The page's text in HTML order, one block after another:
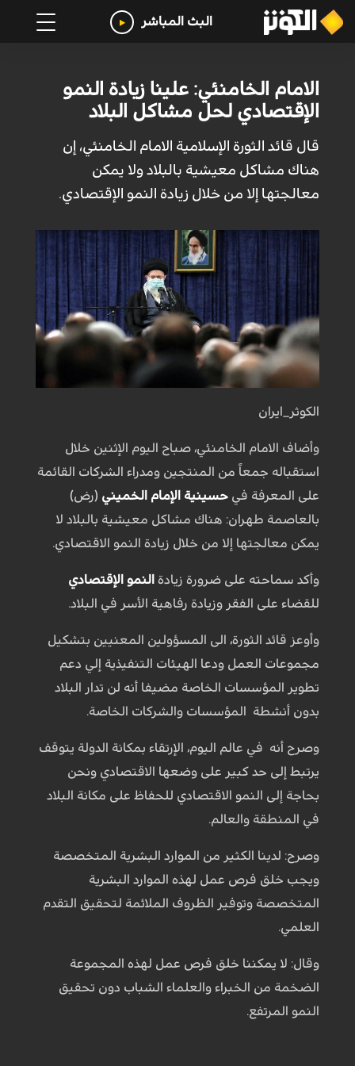
البث المباشر
الامام الخامنئي: علينا زيادة النمو
الإقتصادي لحل مشاكل البلاد
قال قائد الثورة الإسلامية الامام الخامنئي، إن
هناك مشاكل معيشية بالبلاد ولا يمكن
معالجتها إلا من خلال زيادة النمو الإقتصادي.
الكوثر_ايران
وأضاف الامام الخامنئي، صباح اليوم الإثنين خلال
استقباله جمعاً من المنتجين ومدراء الشركات القائمة
على المعرفة في حسينية الإمام الخميني (رض)
بالعاصمة طهران: هناك مشاكل معيشية بالبلاد لا
يمكن معالجتها إلا من خلال زيادة النمو الاقتصادي.
وأكد سماحته على ضرورة زيادةالنمو الإقتصادي
للقضاء على الفقر وزيادة رفاهية الأسر في البلاد.
وأوعز قائد الثورة، الى المسؤولين المعنيين بتشكيل
مجموعات العمل ودعا الهيئات التنفيذية إلي دعم
تطوير المؤسسات الخاصة مضيفا أنه لن تدار البلاد
بدون أنشطة المؤسسات والشركات الخاصة.
وصرح أنه في عالم اليوم، الإرتقاء بمكانة الدولة يتوقف
يرتبط إلى حد كبير على وضعها الاقتصادي ونحن
بحاجة إلى النمو الاقتصادي للحفاظ على مكانة البلاد
في المنطقة والعالم.
وصرح: لدينا الكثير من الموارد البشرية المتخصصة
ويجب خلق فرص عمل لهذه الموارد البشرية
المتخصصة وتوفير الظروف الملائمة لتحقيق التقدم
العلمي.
وقال: لا يمكننا خلق فرص عمل لهذه المجموعة
الضخمة من الخبراء والعلماء الشباب دون تحقيق
النمو المرتفع.